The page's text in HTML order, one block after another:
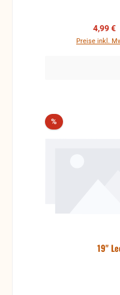
4,99 €
Preise inkl.
%Rabatt
19"